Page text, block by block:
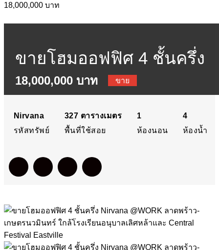
18,000,000 บาท
ขายโฮมออฟฟิศ 4 ชั้นครึ่ง
Nirvana @WORK
ลาดพร้าว-เกษตรนวมินทร์
และ Central Festival
18,000,000 บาท ขาย
Nirvana
รหัสทรัพย์
327 ตารางเมตร
พื้นที่ใช้สอย
1
ห้องนอน
4
ห้องน้ำ